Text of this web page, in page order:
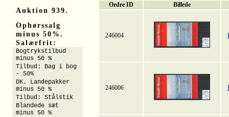
Ordre ID Billede
246004
246006
Auktion 939.
Ophørssalg
minus 50%.
Salærfrit:
Bogtrykstilbud
minus 50 %
Tilbud: Bag i bog
- 50%
DK. Landepakker
minus 50 %
Tilbud: Stålstik
Blandede sæt
minus 50 %